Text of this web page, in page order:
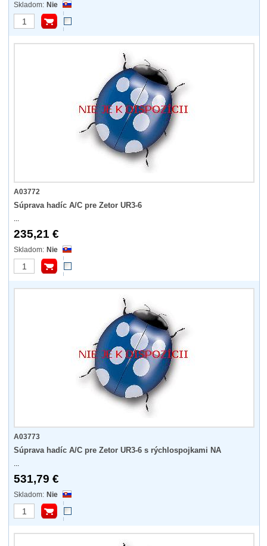
Nie
A03772
Súprava hadíc A/C pre Zetor UR3-6
...
235,21 €
Nie
A03773
Súprava hadíc A/C pre Zetor UR3-6 s rýchlospojkami NA
...
531,79 €
Nie